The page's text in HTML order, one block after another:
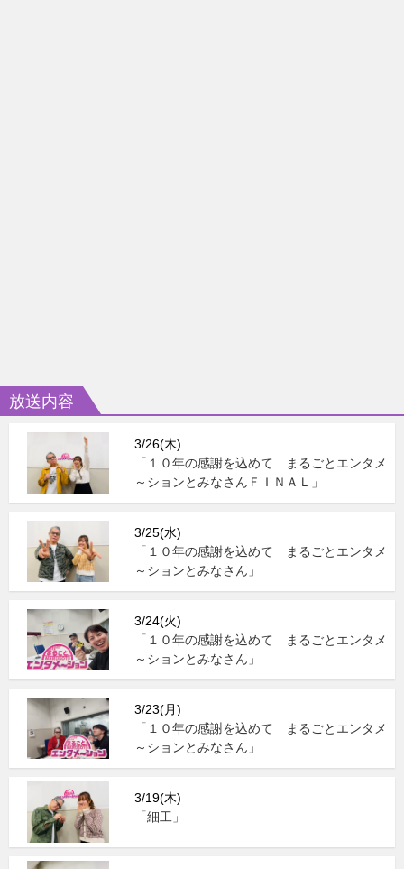
放送内容
3/26(木)
「１０年の感謝を込めて まるごとエンタメ
～ションとみなさんＦＩＮＡＬ」
3/25(水)
「１０年の感謝を込めて まるごとエンタメ
～ションとみなさん」
3/24(火)
「１０年の感謝を込めて まるごとエンタメ
～ションとみなさん」
3/23(月)
「１０年の感謝を込めて まるごとエンタメ
～ションとみなさん」
3/19(木)
「細工」